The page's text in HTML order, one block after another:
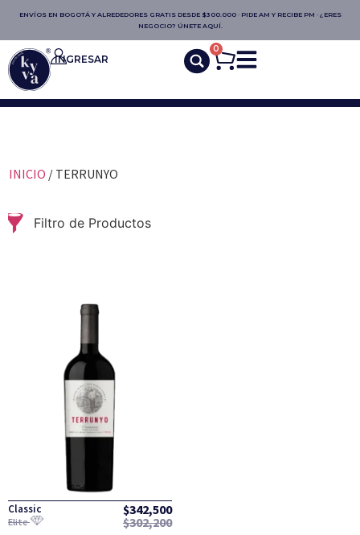
ENVÍOS EN BOGOTÁ Y ALREDEDORES GRATIS DESDE $300.000 · PIDE AM Y RECIBE PM · ¿ERES
NEGOCIO? ÚNETE AQUÍ.
INGRESAR
0
INICIO / TERRUNYO
Filtro de Productos
Classic $342,500
Elite $302,200